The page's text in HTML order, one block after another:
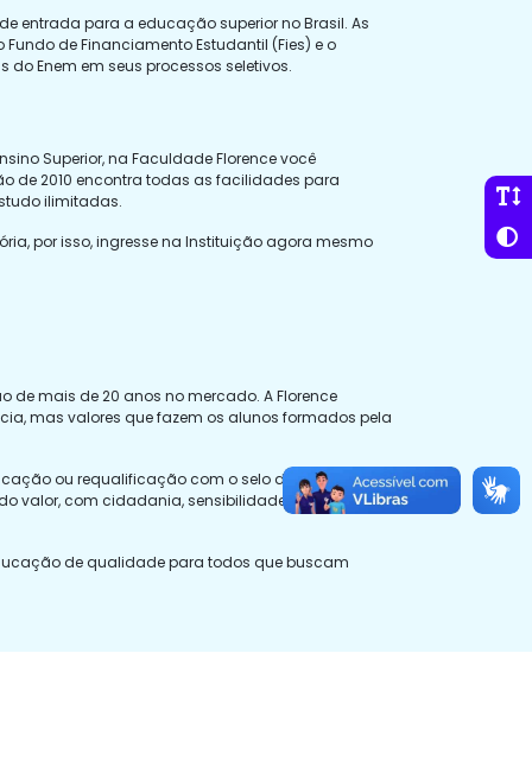
entrada para a educação superior no Brasil. As
de Financiamento Estudantil (Fies) e o
Enem em seus processos seletivos.
Superior, na Faculdade Florence você
de 2010 encontra todas as facilidades para
ilimitadas.
por isso, ingresse na Instituição agora mesmo
de mais de 20 anos no mercado. A Florence
mas valores que fazem os alunos formados pela
ou requalificação com o selo de qualidade
valor, com cidadania, sensibilidade e respeito, e
de qualidade para todos que buscam